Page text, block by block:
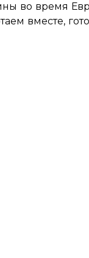
во время
вместе,